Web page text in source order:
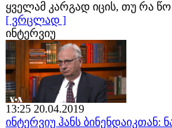
ყველამ კარგად იცის, თუ რა
[ ვრცლად ]
ინტერვიუ
13:25 20.04.2019
ინტერვიუ ჰანს